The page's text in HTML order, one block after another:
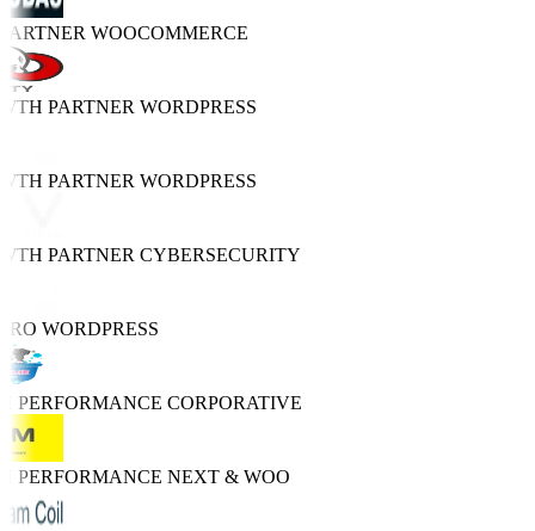
WOOCOMMERCE
PARTNERWORDPRESS
PARTNERWORDPRESS
PARTNERCYBERSECURITY
WORDPRESS
PERFORMANCECORPORATIVE
PERFORMANCENEXT & WOO